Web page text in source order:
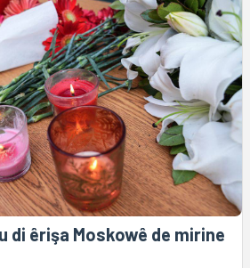
di êrişa Moskowê de mirine